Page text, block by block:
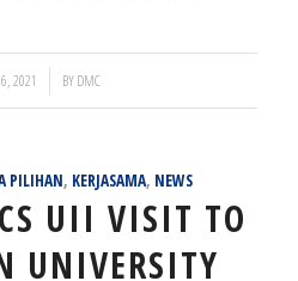
2021 BYDMC
PILIHAN, KERJASAMA, NEWS
UII VISIT TO
UNIVERSITY